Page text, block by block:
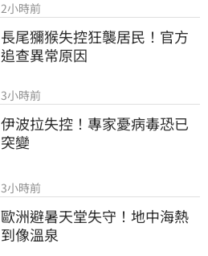
2小時前
長尾獼猴失控狂襲居民！官方
追查異常原因
3小時前
伊波拉失控！專家憂病毒恐已
突變
3小時前
歐洲避暑天堂失守！地中海熱
到像溫泉